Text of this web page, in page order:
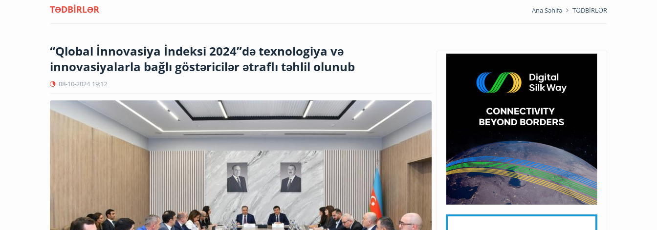
TƏDBİRLƏR Ana Səhifə TƏDBİRLƏR
“Qlobal İnnovasiya İndeksi 2024”də texnologiya və
innovasiyalarla bağlı göstəricilər ətraflı təhlil olunub
08-10-2024 19:12